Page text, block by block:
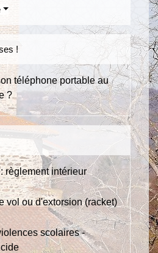
!
téléphone portable au
?
règlement intérieur
vol ou d'extorsion (racket)
scolaires -